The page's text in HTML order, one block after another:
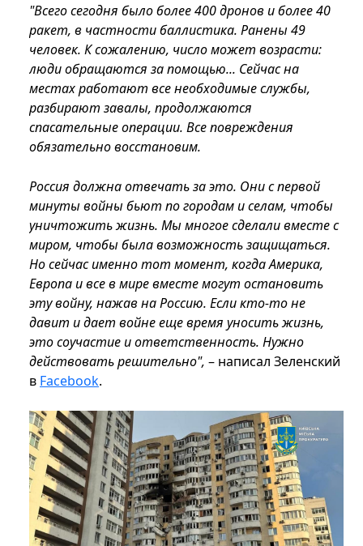
"Всего сегодня было более 400 дронов и более 40
ракет, в частности баллистика. Ранены 49
человек. К сожалению, число может возрасти:
люди обращаются за помощью... Сейчас на
местах работают все необходимые службы,
разбирают завалы, продолжаются
спасательные операции. Все повреждения
обязательно восстановим.
Россия должна отвечать за это. Они с первой
минуты войны бьют по городам и селам, чтобы
уничтожить жизнь. Мы многое сделали вместе с
миром, чтобы была возможность защищаться.
Но сейчас именно тот момент, когда Америка,
Европа и все в мире вместе могут остановить
эту войну, нажав на Россию. Если кто-то не
давит и дает войне еще время уносить жизнь,
это соучастие и ответственность. Нужно
действовать решительно", – написал Зеленский
в Facebook.